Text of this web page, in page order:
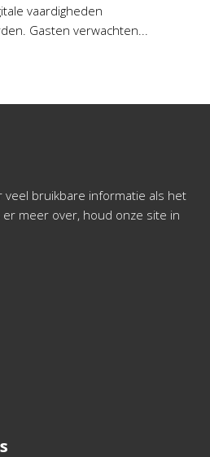
vaardigheden
Gasten verwachten...
veel bruikbare informatie als het
er meer over, houd onze site in